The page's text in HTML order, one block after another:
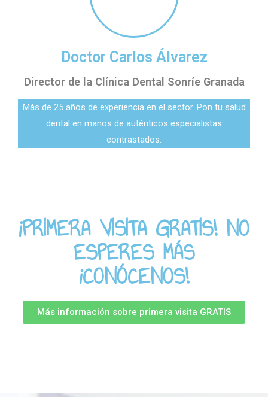
Doctor Carlos Álvarez
Director de la Clínica Dental Sonríe Granada
Más de 25 años de experiencia en el sector. Pon tu salud
dental en manos de auténticos especialistas
contrastados.
¡PRIMERA VISITA GRATIS! NO
ESPERES MÁS
¡CONÓCENOS!
Más información sobre primera visita GRATIS